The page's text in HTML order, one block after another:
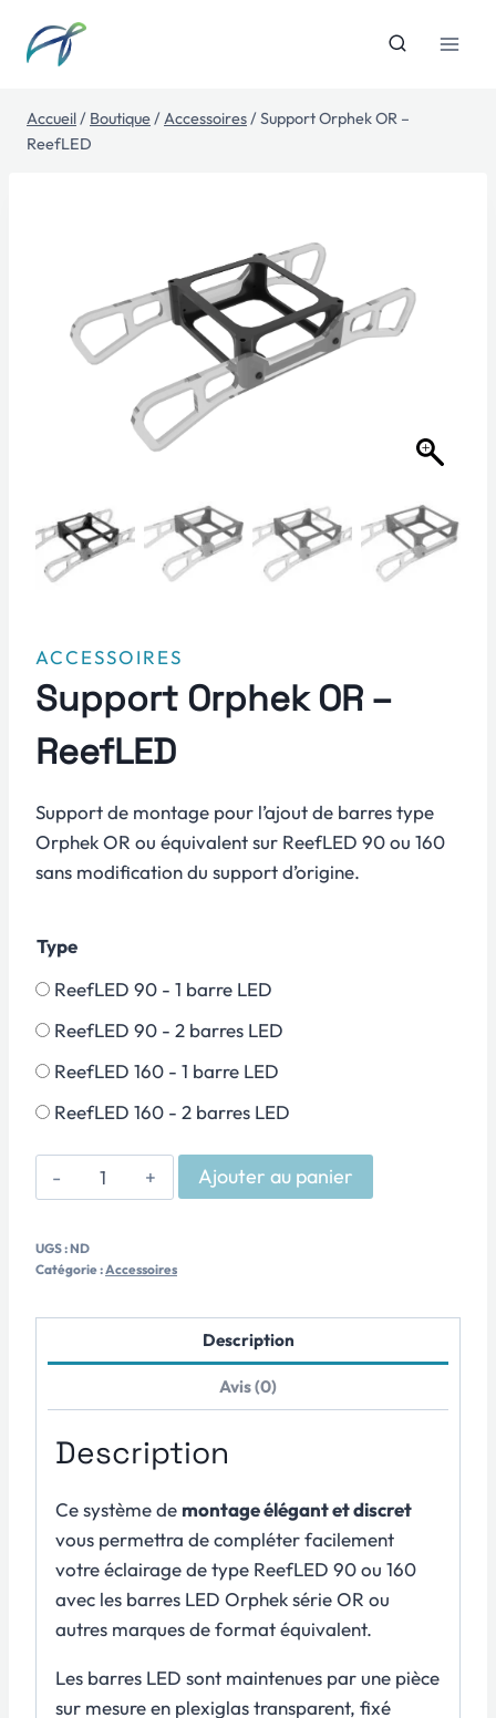
contenu
Accueil/ Boutique/Accessoires/Support Orphek OR –
ReefLED
ACCESSOIRES
Support Orphek OR –
ReefLED
Support de montage pour l’ajout de barres type
Orphek OR ou équivalent sur ReefLED 90 ou 160
sans modification du support d’origine.
Type
ReefLED 90 - 1 barre LED
ReefLED 90 - 2 barres LED
ReefLED 160 - 1 barre LED
ReefLED 160 - 2 barres LED
quantité
de
Orphek
-
Ajouter au panier
UGS :ND
Catégorie :Accessoires
Description
Avis (0)
Description
Ce système de montage élégant et discret
vous permettra de compléter facilement
votre éclairage de type ReefLED 90 ou 160
avec les barres LED Orphek série OR ou
autres marques de format équivalent.
Les barres LED sont maintenues par une pièce
sur mesure en plexiglas transparent, fixé